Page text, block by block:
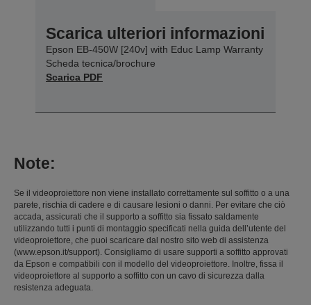
Scarica ulteriori informazioni
Epson EB-450W [240v] with Educ Lamp Warranty
Scheda tecnica/brochure
Scarica PDF
Note:
Se il videoproiettore non viene installato correttamente sul soffitto o a una
parete, rischia di cadere e di causare lesioni o danni. Per evitare che ciò
accada, assicurati che il supporto a soffitto sia fissato saldamente
utilizzando tutti i punti di montaggio specificati nella guida dell’utente del
videoproiettore, che puoi scaricare dal nostro sito web di assistenza
(www.epson.it/support). Consigliamo di usare supporti a soffitto approvati
da Epson e compatibili con il modello del videoproiettore. Inoltre, fissa il
videoproiettore al supporto a soffitto con un cavo di sicurezza dalla
resistenza adeguata.